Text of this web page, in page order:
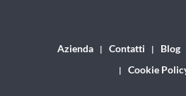
Azienda Contatti Blog
Cookie